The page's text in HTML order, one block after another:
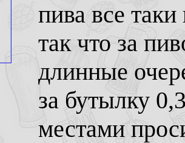
пива все
так что за
длинные
за бутылку
местами